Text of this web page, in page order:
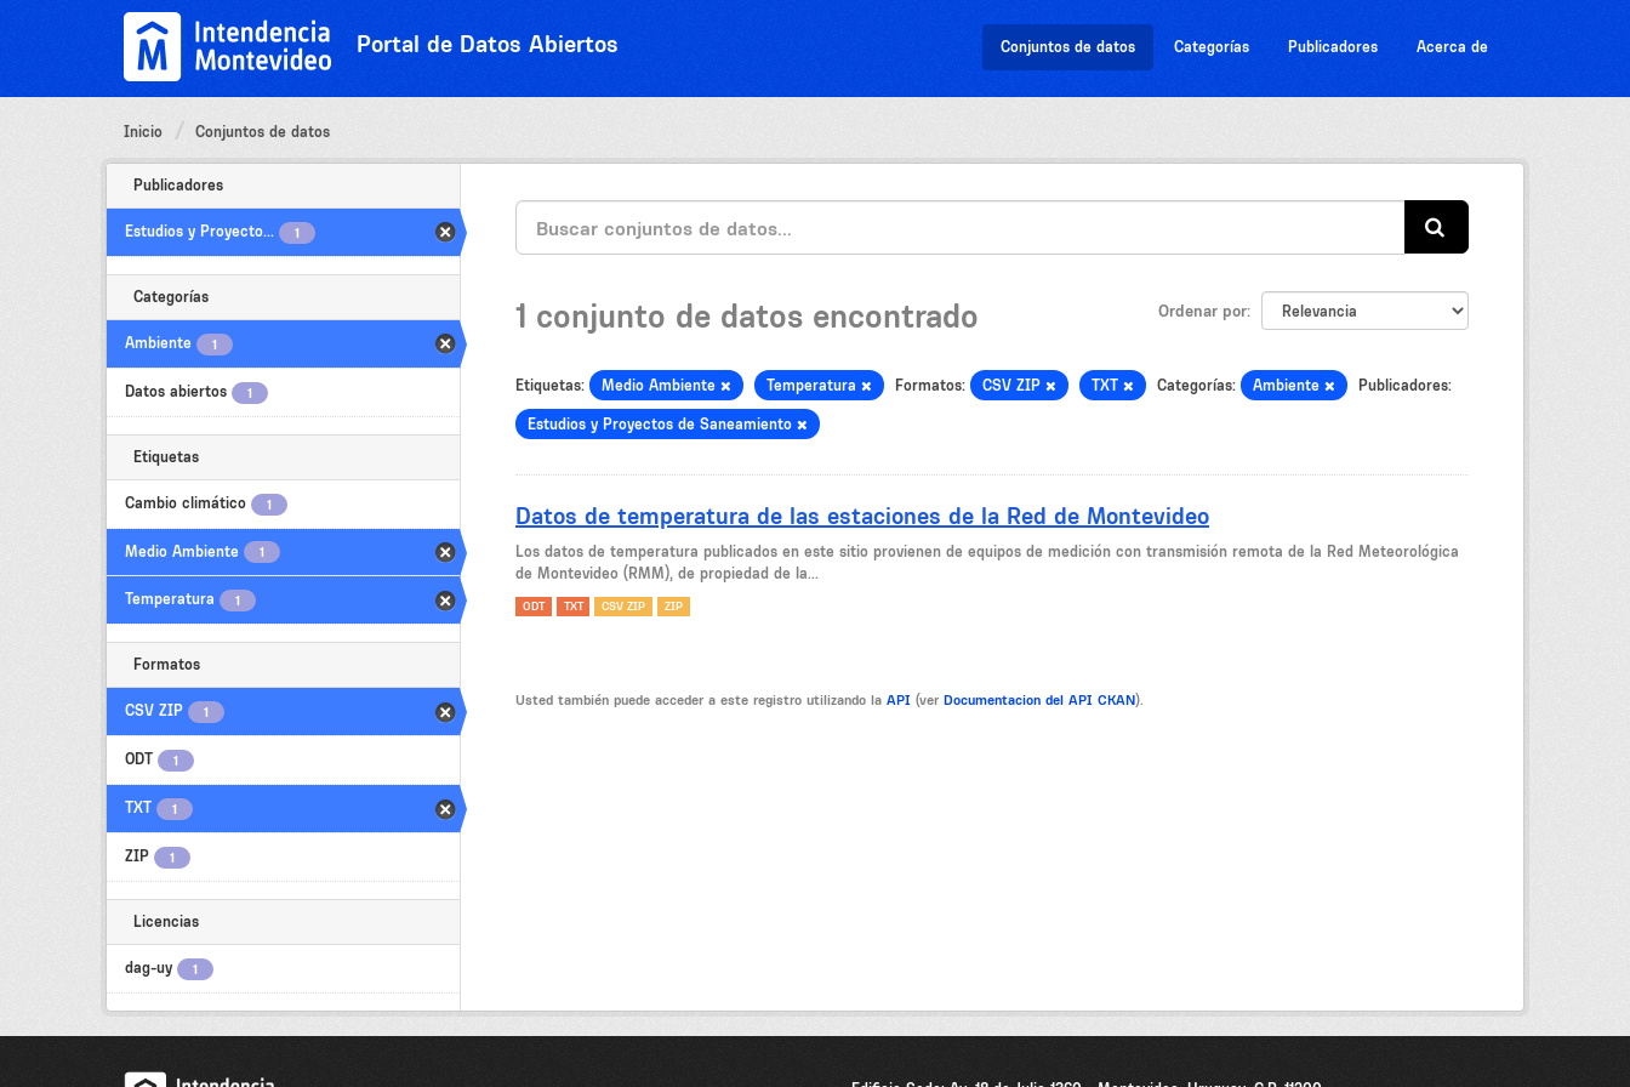
Portal de Datos Abiertos Conjuntos de datos Categorías Publicadores Acerca de
Inicio Conjuntos de datos
Publicadores
Estudios y Proyecto... 1
Categorías
Ambiente 1
Datos abiertos 1
Etiquetas
Cambio climático 1
Medio Ambiente 1
Temperatura 1
Formatos
CSV ZIP 1
ODT 1
TXT 1
ZIP 1
Licencias
dag-uy 1
Ordenar por
1 conjunto de datos encontrado
Etiquetas: Medio Ambiente Temperatura Formatos: CSV ZIP TXT Categorías: Ambiente Publicadores:
Estudios y Proyectos de Saneamiento
Datos de temperatura de las estaciones de la Red de Montevideo
Los datos de temperatura publicados en este sitio provienen de equipos de medición con transmisión remota de la Red Meteorológica
de Montevideo (RMM), de propiedad de la...
ODT TXT CSV ZIP ZIP
Usted también puede acceder a este registro utilizando la API (ver Documentacion del API CKAN).